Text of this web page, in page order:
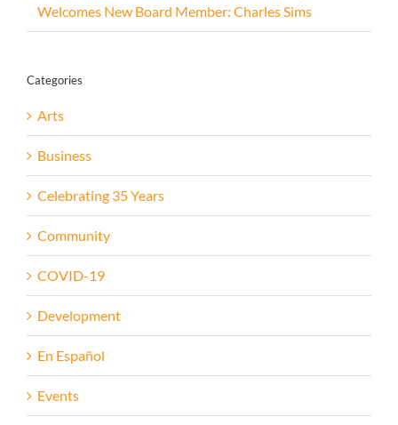
Welcomes New Board Member: Charles Sims
Categories
Arts
Business
Celebrating 35 Years
Community
COVID-19
Development
En Español
Events